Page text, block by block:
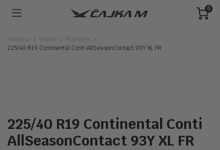
0
Početna Gume
Putničke
225/40 R19 Continental Conti AllSeasonContact 93Y XL FR
225/40 R19 Continental Conti
AllSeasonContact 93Y XL FR